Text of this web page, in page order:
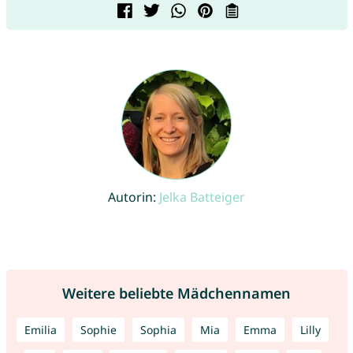
Autorin: Jelka Batteiger
Weitere beliebte Mädchennamen
Emilia Sophie Sophia Mia Emma Lilly